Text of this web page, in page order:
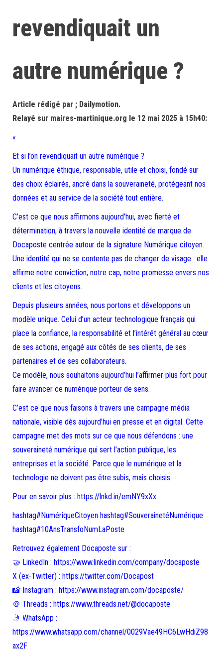
revendiquait un
autre numérique ?
Article rédigé par ; Dailymotion.
Relayé sur maires-martinique.org le 12 mai 2025 à 15h40:
«
Et si l’on revendiquait un autre numérique ?
Un numérique éthique, responsable, utile et choisi, fondé sur
des choix éclairés, ancré dans la souveraineté, protégeant nos
données et au service de la société tout entière.
C’est ce que nous affirmons aujourd’hui, avec fierté et
détermination, à travers la nouvelle identité de marque de
Docaposte centrée autour de la signature Numérique citoyen.
Une identité qui ne se contente pas de changer de visage : elle
affirme notre conviction, notre cap, notre promesse envers nos
clients et les citoyens.
Depuis plusieurs années, nous portons et développons un
modèle unique. Celui d’un acteur technologique français qui
place la confiance, la responsabilité et l’intérêt général au cœur
de ses actions, engagé aux côtés de ses clients, de ses
partenaires et de ses collaborateurs.
Ce modèle, nous souhaitons aujourd’hui l’affirmer plus fort pour
faire avancer ce numérique porteur de sens.
C’est ce que nous faisons à travers une campagne média
nationale, visible dès aujourd’hui en presse et en digital. Cette
campagne met des mots sur ce que nous défendons : une
souveraineté numérique qui sert l’action publique, les
entreprises et la société. Parce que le numérique et la
technologie ne doivent pas être subis, mais choisis.
Pour en savoir plus : https://lnkd.in/emNY9xXx
hashtag#NumériqueCitoyen hashtag#SouverainetéNumérique
hashtag#10AnsTransfoNumLaPoste
Retrouvez également Docaposte sur :
🤝 LinkedIn : https://www.linkedin.com/company/docaposte
X (ex-Twitter) : https://twitter.com/Docapost
📸 Instagram : https://www.instagram.com/docaposte/
＠ Threads : https://www.threads.net/@docaposte
🤳 WhatsApp :
https://www.whatsapp.com/channel/0029Vae49HC6LwHdiZ98
ax2F